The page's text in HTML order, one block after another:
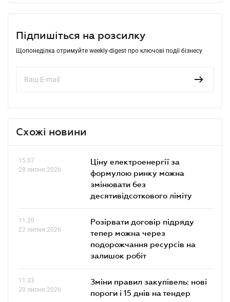
Підпишіться на розсилку
Щопонеділка отримуйте weekly-digest про ключові події бізнесу
Схожі новини
15.07
28 липня 2026
Ціну електроенергії за
формулою ринку можна
змінювати без
десятивідсоткового ліміту
11.20
22 липня 2026
Розірвати договір підряду
тепер можна через
подорожчання ресурсів на
залишок робіт
11.33
20 липня 2026
Зміни правил закупівель: нові
пороги і 15 днів на тендер